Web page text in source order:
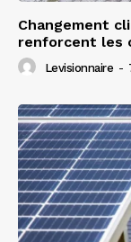
Changement
renforcent les
Levisionnaire -